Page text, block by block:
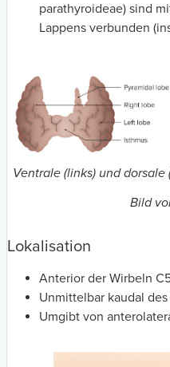
parathyroideae) sind
Lappens verbunden
Ventrale (links) und
Bild
Lokalisation
Anterior der Wirbeln
Unmittelbar kaudal
Umgibt von